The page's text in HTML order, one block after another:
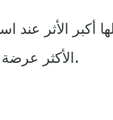
أكبر الأثر عند
الأكثر عرضة للخطر، في جميع البلدان.